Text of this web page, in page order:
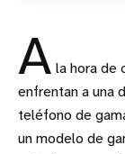
A la hora de
enfrentan a una
teléfono de
un modelo de